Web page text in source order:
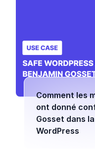
Comment les
ont donné
Gosset dans
WordPress